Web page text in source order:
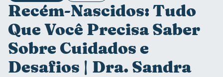
Recém-Nascidos: Tudo
Que Você Precisa Saber
Sobre Cuidados e
Desafios | Dra. Sandra